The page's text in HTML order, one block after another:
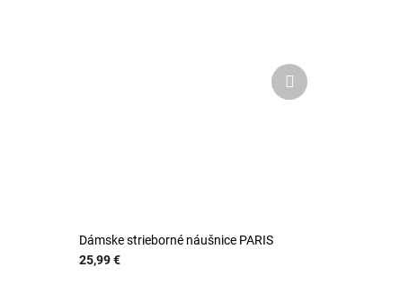
Dámske strieborné náušnice PARIS
25,99 €
Ďalší
produkt